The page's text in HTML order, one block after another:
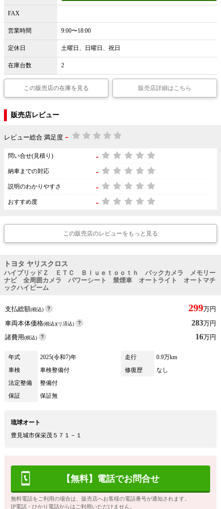
FAX
営業時間 9:00〜18:00
定休日 土曜日、日曜日、祝日
在庫台数 2
この販売店の在庫を見る 販売店詳細はこちら
販売店レビュー
レビュー総合 満足度 -
問い合せ(見積り) -
納車までの対応 -
説明のわかりやすさ -
おすすめ度 -
この販売店のレビューをもっと見る
トヨタ ヤリスクロス
ハイブリッドＺ ＥＴＣ Ｂｌｕｅｔｏｏｔｈ バックカメラ メモリー
ナビ 全周囲カメラ パワーシート 禁煙車 オートライト オートマチ
ックハイビーム
支払総額(税込) 299万円
車両本体価格(税込)(リ済込) 283万円
諸費用(税込) 16万円
年式 2025(令和7)年 走行
0.9万km
車検
車検整備付 修復歴
なし
法定整備
整備付
保証
保証無
琉球オート
豊見城市保栄茂５７１－１
【無料】電話でお問合せ
無料電話をご利用の場合は、販売店へお客様の電話番号が通知されます。
IP電話・ひかり電話からはご利用いただけません。